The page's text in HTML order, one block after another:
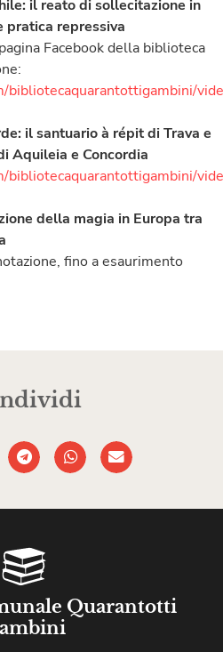
il reato di sollecitazione in
pratica repressiva
Facebook della biblioteca
bibliotecaquarantottigambini/
il santuario à répit di Trava e
Aquileia e Concordia
bibliotecaquarantottigambini/
della magia in Europa tra
fino a esaurimento
Quarantotti